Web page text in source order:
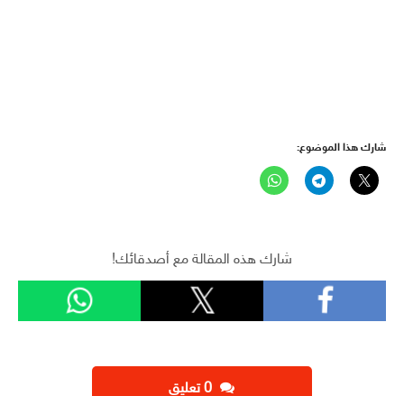
شارك هذا الموضوع:
شارك هذه المقالة مع أصدقائك!